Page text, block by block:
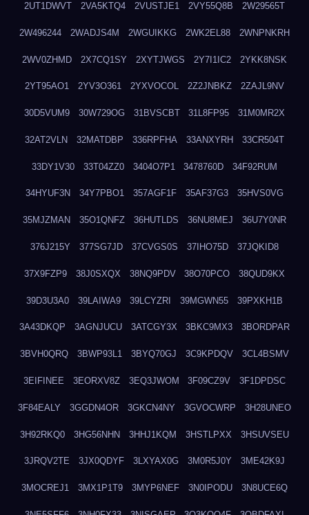
2UT1DWVT 2VA5KTQ4 2VUSTJE1 2VY55Q8B 2W29565T
2W496244 2WADJS4M 2WGUIKKG 2WK2EL88 2WNPNKRH
2WV0ZHMD 2X7CQ1SY 2XYTJWGS 2Y7I1IC2 2YKK8NSK
2YT95AO1 2YV3O361 2YXVOCOL 2Z2JNBKZ 2ZAJL9NV
30D5VUM9 30W729OG 31BVSCBT 31L8FP95 31M0MR2X
32AT2VLN 32MATDBP 336RPFHA 33ANXYRH 33CR504T
33DY1V30 33T04ZZ0 3404O7P1 3478760D 34F92RUM
34HYUF3N 34Y7PBO1 357AGF1F 35AF37G3 35HVS0VG
35MJZMAN 35O1QNFZ 36HUTLDS 36NU8MEJ 36U7Y0NR
376J215Y 377SG7JD 37CVGS0S 37IHO75D 37JQKID8
37X9FZP9 38J0SXQX 38NQ9PDV 38O70PCO 38QUD9KX
39D3U3A0 39LAIWA9 39LCYZRI 39MGWN55 39PXKH1B
3A43DKQP 3AGNJUCU 3ATCGY3X 3BKC9MX3 3BORDPAR
3BVH0QRQ 3BWP93L1 3BYQ70GJ 3C9KPDQV 3CL4BSMV
3EIFINEE 3EORXV8Z 3EQ3JWOM 3F09CZ9V 3F1DPDSC
3F84EALY 3GGDN4OR 3GKCN4NY 3GVOCWRP 3H28UNEO
3H92RKQ0 3HG56NHN 3HHJ1KQM 3HSTLPXX 3HSUVSEU
3JRQV2TE 3JX0QDYF 3LXYAX0G 3M0R5J0Y 3ME42K9J
3MOCREJ1 3MX1P1T9 3MYP6NEF 3N0IPODU 3N8UCE6Q